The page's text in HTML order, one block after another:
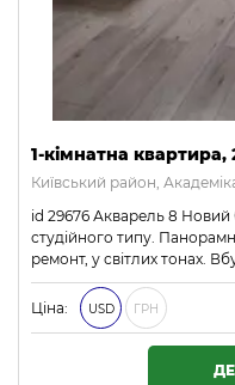
1-кімнатна квартира,
Київський район,
id 29676 Акварель 8 Новий
студійного типу.
ремонт, у світлих тонах.
Ціна: USD ГРН